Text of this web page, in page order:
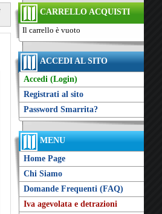
CARRELLO ACQUISTI
Il carrello è vuoto
ACCEDI AL SITO
Accedi (Login)
Registrati al sito
Password Smarrita?
MENU
Home Page
Chi Siamo
Domande Frequenti (FAQ)
Iva agevolata e detrazioni